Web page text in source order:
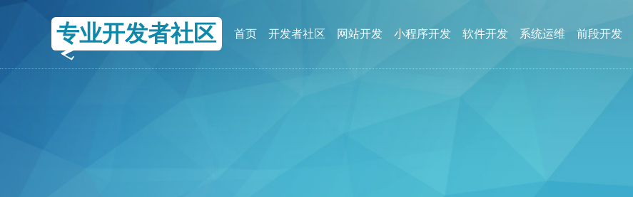
专业开发者社区 首页 开发者社区 网站开发 小程序开发 软件开发 系统运维 前段开发